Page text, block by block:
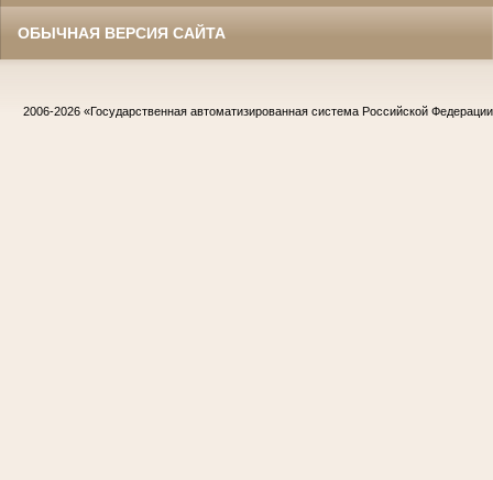
ОБЫЧНАЯ ВЕРСИЯ САЙТА
2006-2026 «Государственная автоматизированная система Российской